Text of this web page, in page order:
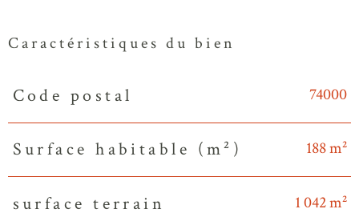
Caractéristiques du bien
Caractéristiques Valeurs
Code postal 74000
Surface habitable (m²) 188 m²
surface terrain 1 042 m²